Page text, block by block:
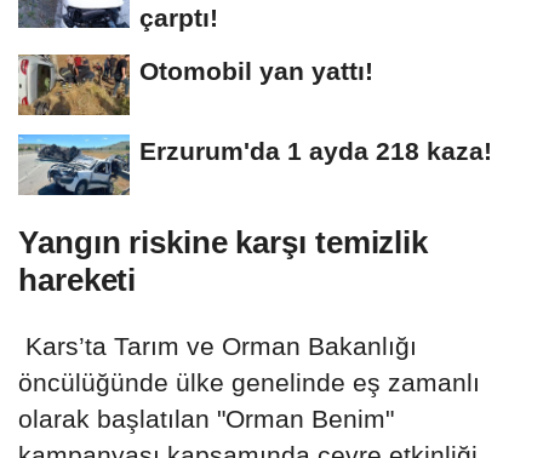
çarptı!
Otomobil yan yattı!
Erzurum'da 1 ayda 218 kaza!
Yangın riskine karşı temizlik
hareketi
Kars’ta Tarım ve Orman Bakanlığı
öncülüğünde ülke genelinde eş zamanlı
olarak başlatılan "Orman Benim"